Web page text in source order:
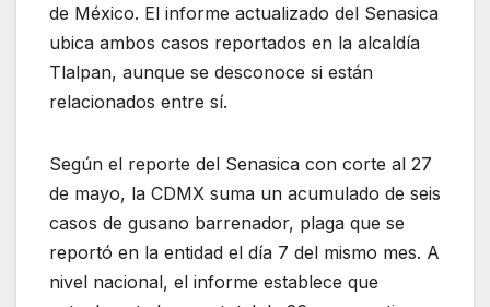
de México. El informe actualizado del Senasica
ubica ambos casos reportados en la alcaldía
Tlalpan, aunque se desconoce si están
relacionados entre sí.
Según el reporte del Senasica con corte al 27
de mayo, la CDMX suma un acumulado de seis
casos de gusano barrenador, plaga que se
reportó en la entidad el día 7 del mismo mes. A
nivel nacional, el informe establece que